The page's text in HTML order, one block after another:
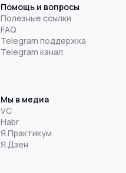
Помощь и вопросы
Полезные ссылки
FAQ
Telegram поддержка
Telegram канал
Мы в медиа
VC
Habr
Я.Практикум
Я.Дзен